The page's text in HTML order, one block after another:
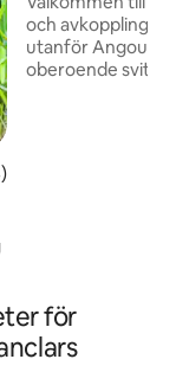
genomsnittligt
och
utanför
oberoende svit
för